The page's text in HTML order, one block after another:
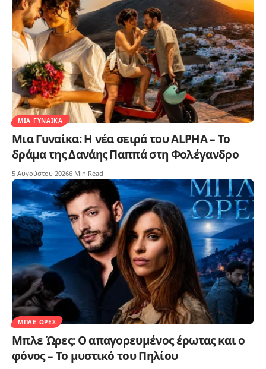
ΜΙΑ ΓΥΝΑΊΚΑ
Μια Γυναίκα: Η νέα σειρά του ALPHA – Το
δράμα της Δανάης Παππά στη Φολέγανδρο
5 Αυγούστου 20266 Min Read
ΜΠΛΕ ΏΡΕΣ
Μπλε Ώρες: Ο απαγορευμένος έρωτας και ο
φόνος – Το μυστικό του Πηλίου